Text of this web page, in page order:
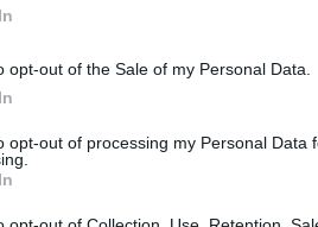
opt-out of the Sale of my Personal Data.
opt-out of processing my Personal Data